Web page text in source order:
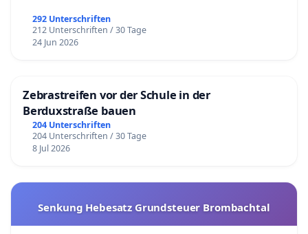
292 Unterschriften
212 Unterschriften / 30 Tage
24 Jun 2026
Zebrastreifen vor der Schule in der
Berduxstraße bauen
204 Unterschriften
204 Unterschriften / 30 Tage
8 Jul 2026
Senkung Hebesatz Grundsteuer Brombachtal